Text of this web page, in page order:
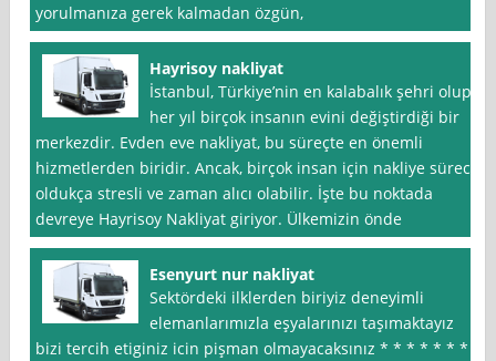
yorulmanıza gerek kalmadan özgün,
Hayrisoy nakliyat
İstanbul, Türkiye’nin en kalabalık şehri olup,
her yıl birçok insanın evini değiştirdiği bir
merkezdir. Evden eve nakliyat, bu süreçte en önemli
hizmetlerden biridir. Ancak, birçok insan için nakliye süreci
oldukça stresli ve zaman alıcı olabilir. İşte bu noktada
devreye Hayrisoy Nakliyat giriyor. Ülkemizin önde
Esenyurt nur nakliyat
Sektördeki ilklerden biriyiz deneyimli
elemanlarımızla eşyalarınızı taşımaktayız
bizi tercih etiginiz icin pişman olmayacaksınız * * * * * * *